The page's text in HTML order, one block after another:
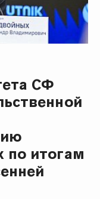
СФ
по итогам